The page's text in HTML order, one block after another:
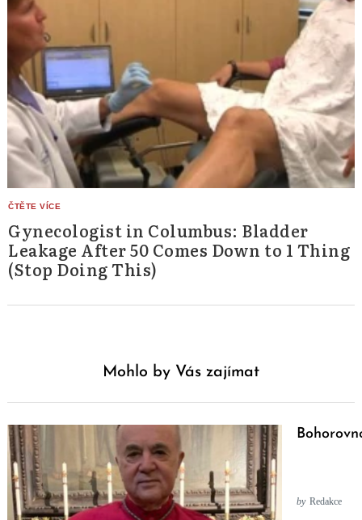
Gynecologist in Columbus: Bladder
Leakage After 50 Comes Down to 1 Thing
(Stop Doing This)
Mohlo by Vás zajímat
by Redakce